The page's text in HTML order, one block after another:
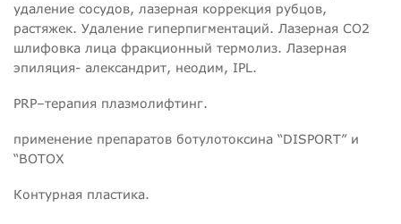
удаление сосудов, лазерная коррекция рубцов,
растяжек. Удаление гиперпигментаций. Лазерная СО2
шлифовка лица фракционный термолиз. Лазерная
эпиляция- александрит, неодим, IPL.
PRP–терапия плазмолифтинг.
применение препаратов ботулотоксина “DISPORT” и
“BOTOX
Контурная пластика.